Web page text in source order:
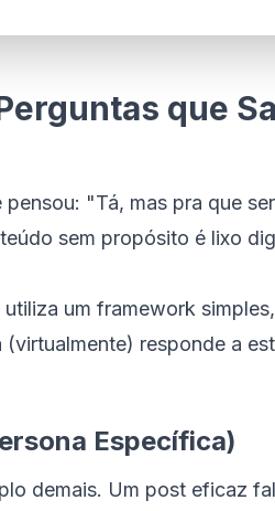
que
"Tá, mas pra que
sem propósito é lixo
um framework
responde a
Específica)
demais. Um post eficaz